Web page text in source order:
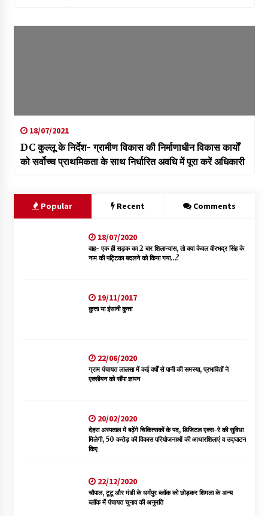
18/07/2021
DC कुल्लू के निर्देश- ग्रामीण विकास की निर्माणाधीन विकास कार्यों
को सर्वोच्च प्राथमिकता के साथ निर्धारित अवधि में पूरा करें अधिकारी
Popular Recent Comments
18/07/2020
वाह- एक ही सड़क का 2 बार शिलान्यास, तो क्या केवल वीरभद्र सिंह के
नाम की पट्टिका बदलने को किया गया…?
19/11/2017
कुत्ता या इंसानी कुत्ता
22/06/2020
ग्राम पंचायत लालसा में कई वर्षों से पानी की समस्या, प्रभावितों ने
एक्सीयन को सौंपा ज्ञापन
20/02/2020
देहरा अस्पताल में बढ़ेंगे चिकित्सकों के पद, डिजिटल एक्स-रे की सुविधा
मिलेगी, 50 करोड़ की विकास परियोजनाओं की आधारशिलाएं व उद्घाटन
किए
22/12/2020
चौपाल, टूटू और मंडी के धर्मपुर ब्लॉक को छोड़कर शिमला के अन्य
ब्लॉक में पंचायत चुनाव की अनुमति